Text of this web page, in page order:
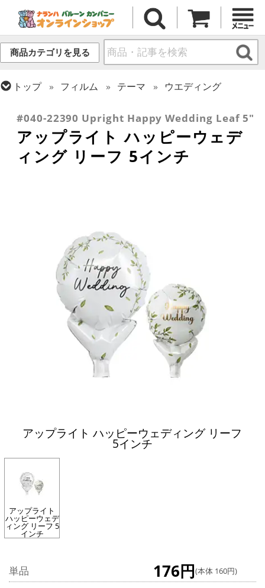
商品カテゴリを見る
トップ フィルム テーマ
ウエディング
#040-22390 Upright Happy Wedding Leaf 5"
アップライト ハッピーウェデ
ィング リーフ 5インチ
アップライト ハッピーウェディング リーフ
5インチ
アップライト
ハッピーウェデ
ィング リーフ 5
インチ
単品 176円(本体 160円)